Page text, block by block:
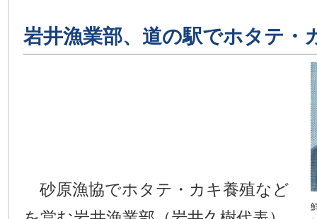
岩井漁業部、道の駅でホタテ・
砂原漁協でホタテ・カキ養殖など